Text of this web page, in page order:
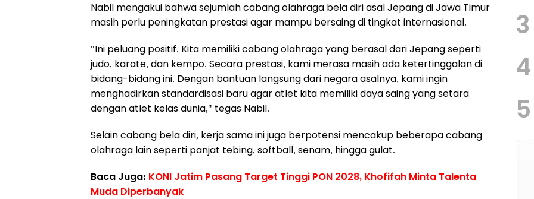
Nabil mengakui bahwa sejumlah cabang olahraga bela diri asal Jepang di Jawa Timur
masih perlu peningkatan prestasi agar mampu bersaing di tingkat internasional.
"Ini peluang positif. Kita memiliki cabang olahraga yang berasal dari Jepang seperti
judo, karate, dan kempo. Secara prestasi, kami merasa masih ada ketertinggalan di
bidang-bidang ini. Dengan bantuan langsung dari negara asalnya, kami ingin
menghadirkan standardisasi baru agar atlet kita memiliki daya saing yang setara
dengan atlet kelas dunia," tegas Nabil.
Selain cabang bela diri, kerja sama ini juga berpotensi mencakup beberapa cabang
olahraga lain seperti panjat tebing, softball, senam, hingga gulat.
Baca Juga: KONI Jatim Pasang Target Tinggi PON 2028, Khofifah Minta Talenta
Muda Diperbanyak
3
4
5